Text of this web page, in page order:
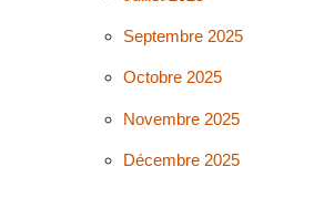
Septembre 2025
Octobre 2025
Novembre 2025
Décembre 2025